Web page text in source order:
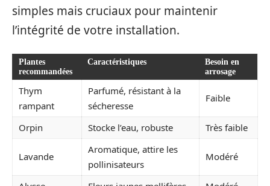
simples mais cruciaux pour maintenir
l’intégrité de votre installation.
Plantes
recommandées
Caractéristiques
Besoin en
arrosage
Thym
rampant
Parfumé, résistant à la
sécheresse
Faible
Orpin Stocke l’eau, robuste Très faible
Lavande
Aromatique, attire les
pollinisateurs
Modéré